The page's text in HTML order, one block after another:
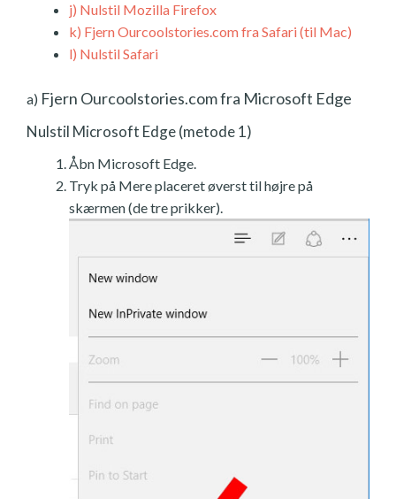
j) Nulstil Mozilla Firefox
k) Fjern Ourcoolstories.com fra Safari (til Mac)
l) Nulstil Safari
a) Fjern Ourcoolstories.com fra Microsoft Edge
Nulstil Microsoft Edge (metode 1)
Åbn Microsoft Edge.
Tryk på Mere placeret øverst til højre på
skærmen (de tre prikker).